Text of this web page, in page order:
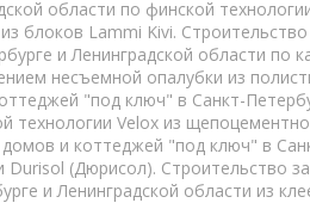
области по финской
блоков Lammi Kivi.
и Ленинградской области по
несъемной опалубки из
"под ключ" в Санкт-
технологии Velox из
и коттеджей "под ключ" в
Durisol (Дюрисол). Строительство
и Ленинградской области из